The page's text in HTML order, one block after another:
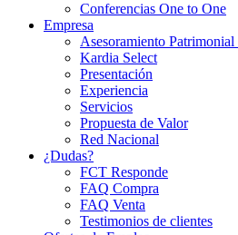
Conferencias One to One
Empresa
Asesoramiento Patrimonial
Kardia Select
Presentación
Experiencia
Servicios
Propuesta de Valor
Red Nacional
¿Dudas?
FCT Responde
FAQ Compra
FAQ Venta
Testimonios de clientes